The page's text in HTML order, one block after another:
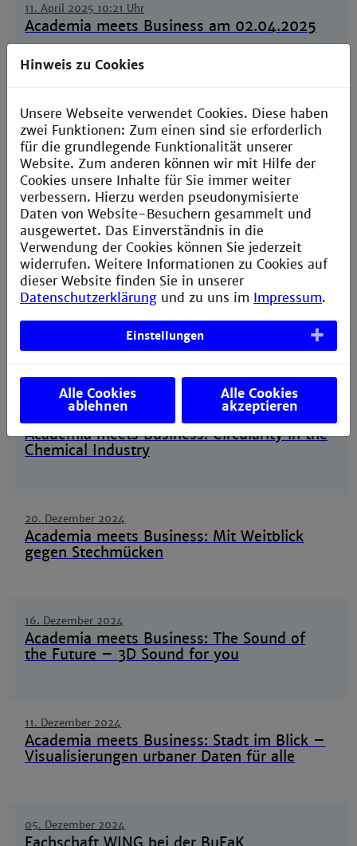
11. April 2025 10:21 Uhr
Academia meets Business am 02.04.2025
11. April 2025
Vortragsreihe Academia Meets Business im
Sommersemester 2025
03. März 2025
Fünftes Gesamtprojekttreffen des
Forschungsprojekts FLoW-mIT
Save-the-Date: KMP-Workshop
„Energieeffizienz“ am 06.03.2025 bei der
Academia meets Business: Circularity in the
Chemical Industry
20. Dezember 2024
Academia meets Business: Mit Weitblick
gegen Stechmücken
16. Dezember 2024
Academia meets Business: The Sound of
the Future – 3D Sound for you
11. Dezember 2024
Academia meets Business: Stadt im Blick –
Visualisierungen urbaner Daten für alle
05. Dezember 2024
Fachschaft WING bei der BuFaK
Hinweis zu Cookies
Unsere Webseite verwendet Cookies. Diese haben
zwei Funktionen: Zum einen sind sie erforderlich
für die grundlegende Funktionalität unserer
Website. Zum anderen können wir mit Hilfe der
Cookies unsere Inhalte für Sie immer weiter
verbessern. Hierzu werden pseudonymisierte
Daten von Website-Besuchern gesammelt und
ausgewertet. Das Einverständnis in die
Verwendung der Cookies können Sie jederzeit
widerrufen. Weitere Informationen zu Cookies auf
dieser Website finden Sie in unserer
Datenschutzerklärung und zu uns im Impressum.
Einstellungen
Alle Cookies
ablehnen
Alle Cookies
akzeptieren